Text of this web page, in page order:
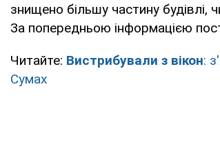
знищено більшу частину будівлі,
За попередньою інформацією
Читайте: Вистрибували з вікон:
Сумах